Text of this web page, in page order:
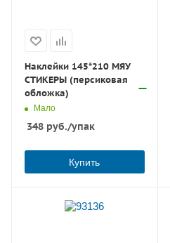
Наклейки 145*210 МЯУ
СТИКЕРЫ (персиковая
обложка)
Мало
348 руб./упак
Купить